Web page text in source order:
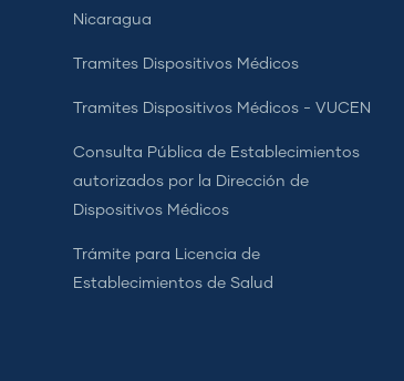
Nicaragua
Tramites Dispositivos Médicos
Tramites Dispositivos Médicos - VUCEN
Consulta Pública de Establecimientos
autorizados por la Dirección de
Dispositivos Médicos
Trámite para Licencia de
Establecimientos de Salud